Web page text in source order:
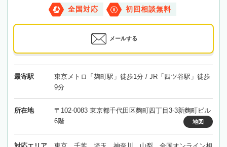
全国対応 初回相談無料
メールする
最寄駅
東京メトロ「麹町駅」徒歩1分 / JR「四ツ谷駅」徒歩
9分
所在地
〒102-0083 東京都千代田区麴町四丁目3-3新麴町ビル
6階
地図